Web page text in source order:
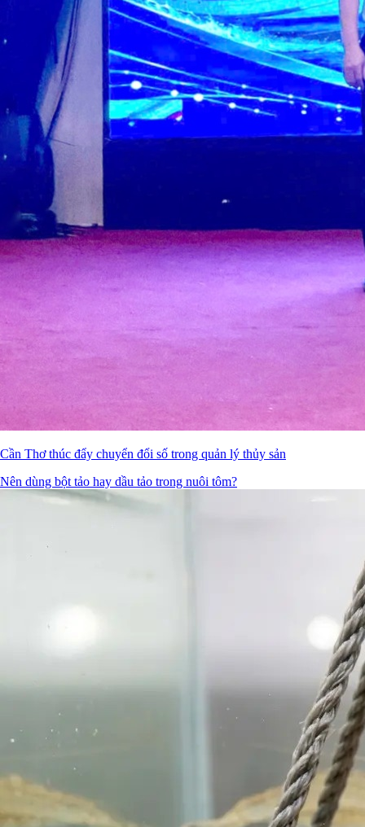
Cần Thơ thúc đẩy chuyển đổi số trong quản lý thủy sản
Nên dùng bột tảo hay dầu tảo trong nuôi tôm?